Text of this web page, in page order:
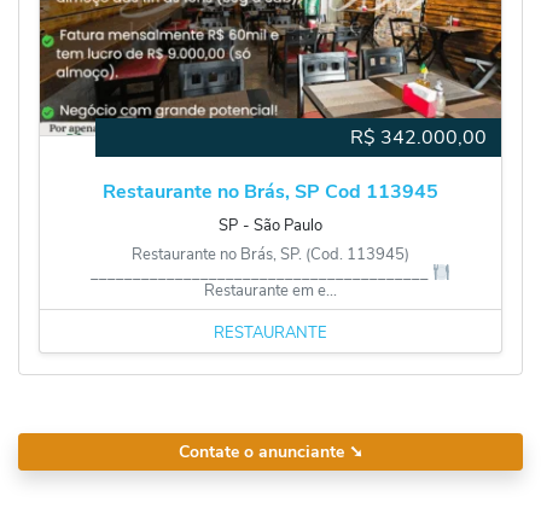
R$ 342.000,00
Restaurante no Brás, SP Cod 113945
SP ‐ São Paulo
Restaurante no Brás, SP. (Cod. 113945)
Restaurante em e...
RESTAURANTE
Contate o anunciante ➘